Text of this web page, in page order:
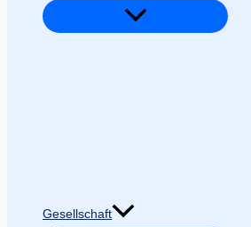
Gesellschaft